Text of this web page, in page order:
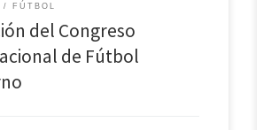
FÚTBOL
del Congreso
de Fútbol